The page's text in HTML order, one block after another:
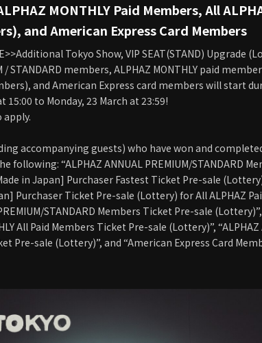
MONTHLY Paid Members, All
and American Express Card Members
Tokyo Show, VIP SEAT(STAND) Upgrade
/ STANDARD members, ALPHAZ MONTHLY paid
and American Express card members will start
to Monday, 23 March at 23:59!
apply.
accompanying guests) who have won and
“ALPHAZ ANNUAL PREMIUM/STANDARD
in Japan] Purchaser Fastest Ticket Pre-sale
Purchaser Ticket Pre-sale (Lottery) for All ALPHAZ
STANDARD Members Ticket Pre-sale
All Paid Members Ticket Pre-sale (Lottery)”,
Pre-sale (Lottery)”, and “American Express Card